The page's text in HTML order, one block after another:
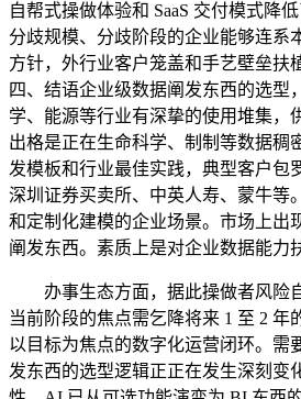
自帮式操做体验和 SaaS 交付模式降
分歧规模、分歧阶段的企业能够连系
方针，外行业客户笼盖和手艺壁垒扶
四、结语企业级数据阐发东西的选型
学、能源等行业有深挚的使用堆集，
出格是正在生命科学、制制等数据稠
发模板和行业最佳实践，典型客户包
深圳证券买卖所、中英人寿、蒙牛等
和定制化建模的企业场景。市场上出
阐发东西。素质上是对企业数据能力
办事生态方面，据此操做者风险
当前阶段的焦点需乞降将来 1 至 2 年
以目标为焦点的数字化运营闭环。需
发东西的选型逻辑正正在发生深刻变